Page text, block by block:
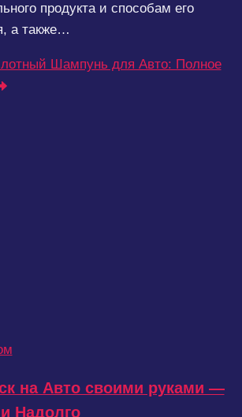
продукта и способам его
а также…
Шампунь для Авто: Полное
на Авто своими руками —
Надолго